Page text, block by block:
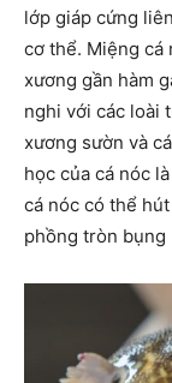
lớp giáp cứng
cơ thể. Miệng cá
xương gần hàm
nghi với các loài
xương sườn và
học của cá nóc là
cá nóc có thể
phồng tròn bụng